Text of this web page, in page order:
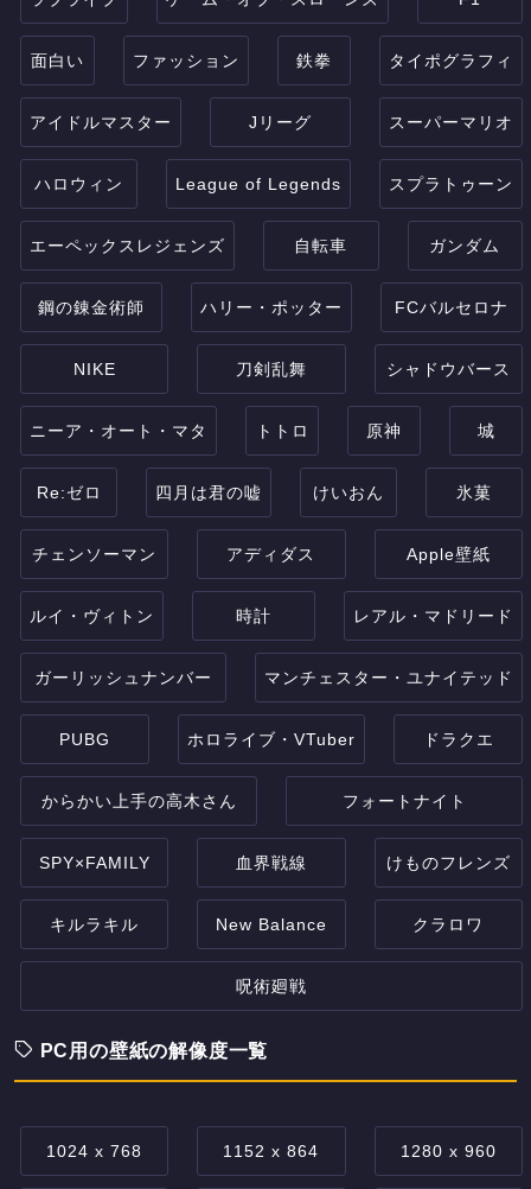
面白い ファッション 鉄拳 タイポグラフィ
アイドルマスター Jリーグ スーパーマリオ
ハロウィン League of Legends スプラトゥーン
エーペックスレジェンズ 自転車 ガンダム
鋼の錬金術師 ハリー・ポッター FCバルセロナ
NIKE 刀剣乱舞 シャドウバース
ニーア・オート・マタ トトロ 原神 城
Re:ゼロ 四月は君の嘘 けいおん 氷菓
チェンソーマン アディダス Apple壁紙
ルイ・ヴィトン 時計 レアル・マドリード
ガーリッシュナンバー マンチェスター・ユナイテッド
PUBG ホロライブ・VTuber ドラクエ
からかい上手の高木さん フォートナイト
SPY×FAMILY 血界戦線 けものフレンズ
キルラキル New Balance クラロワ
呪術廻戦
PC用の壁紙の解像度一覧
1024 x 768 1152 x 864 1280 x 960